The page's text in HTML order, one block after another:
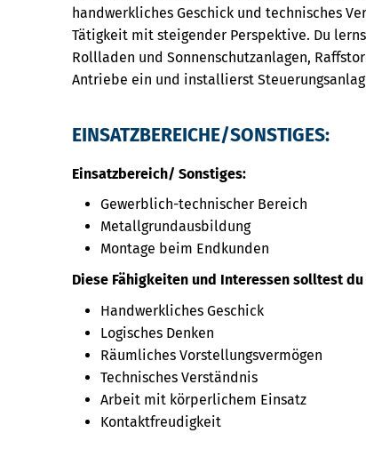
handwerkliches Geschick und technisches
Tätigkeit mit steigender Perspektive. Du
Rollladen und Sonnenschutzanlagen,
Antriebe ein und installierst
EINSATZBEREICHE/SONSTIGES:
Einsatzbereich/ Sonstiges:
Gewerblich-technischer Bereich
Metallgrundausbildung
Montage beim Endkunden
Diese Fähigkeiten und Interessen solltest
Handwerkliches Geschick
Logisches Denken
Räumliches Vorstellungsvermögen
Technisches Verständnis
Arbeit mit körperlichem Einsatz
Kontaktfreudigkeit